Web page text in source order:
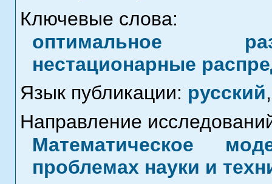
Ключевые слова:
оптимальное
нестационарные
Язык публикации: русский,
Направление
Математическое
проблемах науки и